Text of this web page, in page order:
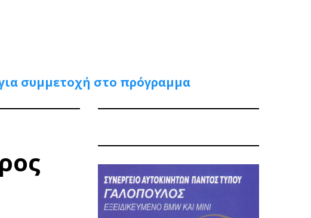
συμμετοχή στο πρόγραμμα